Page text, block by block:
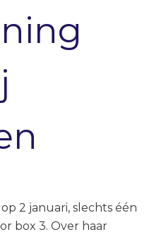
2 januari, slechts één
box 3. Over haar